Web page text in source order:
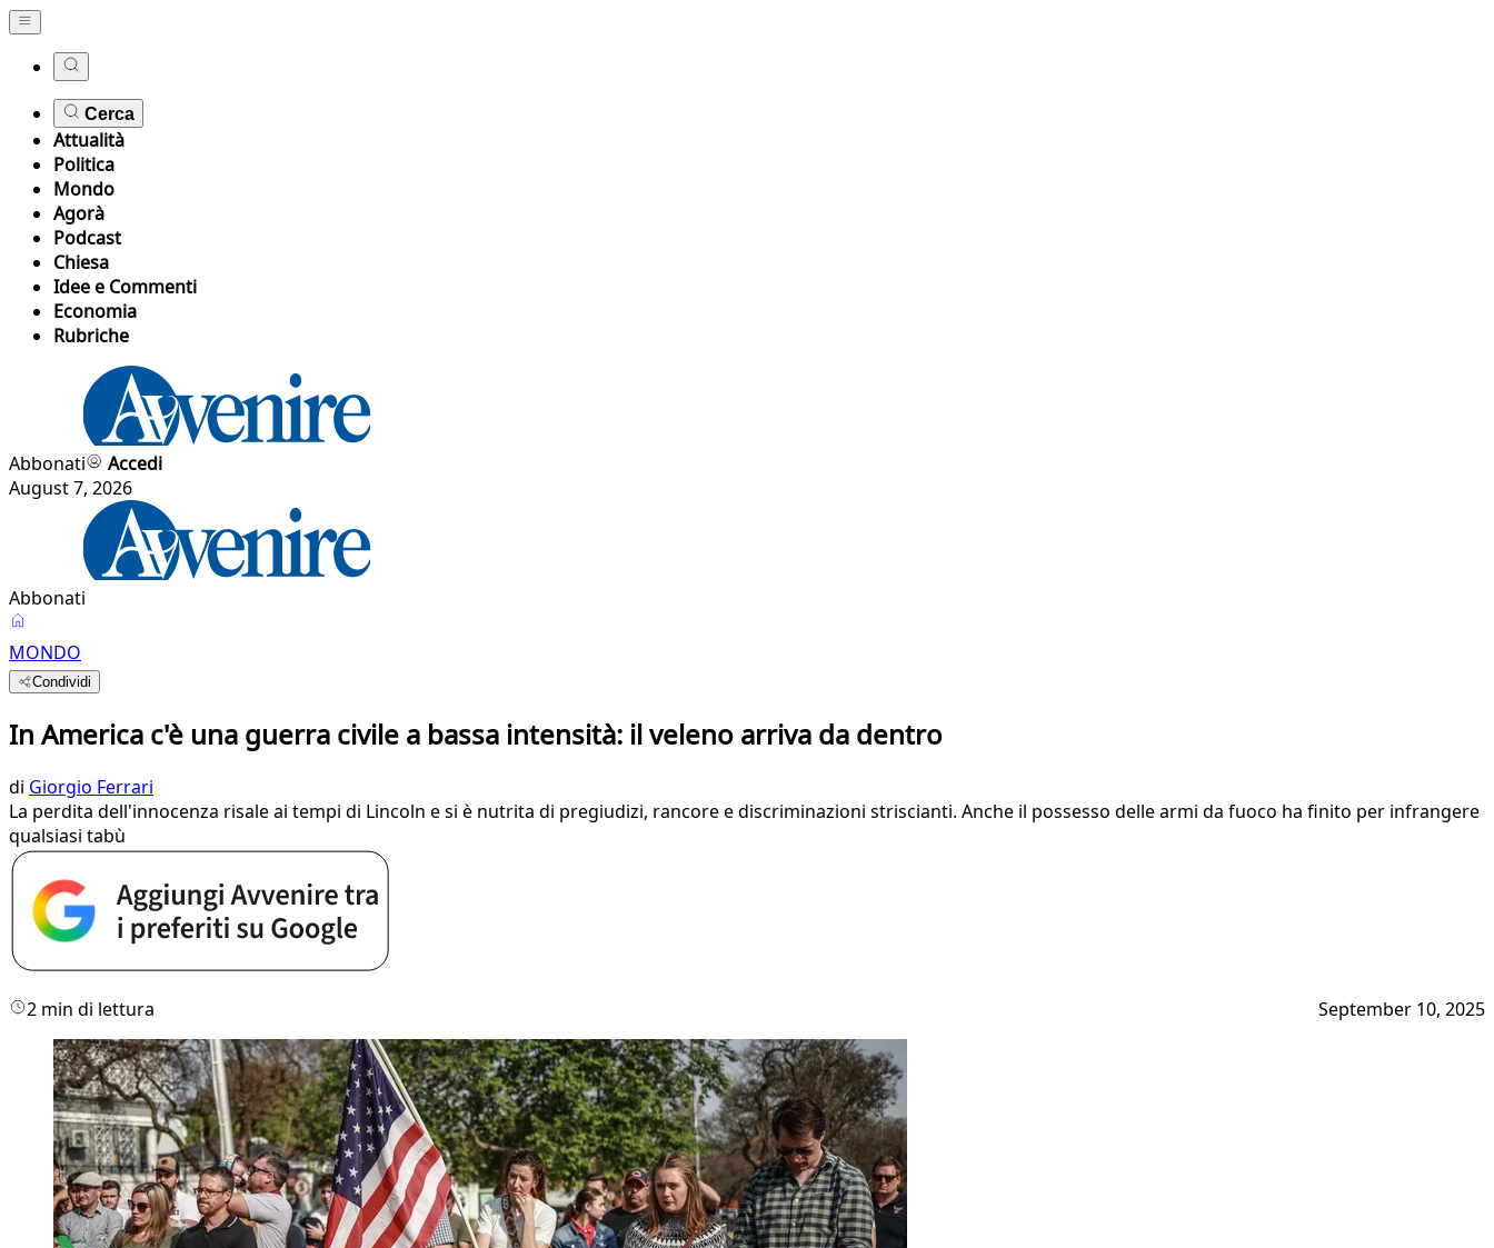
Cerca
Attualità
Politica
Mondo
Agorà
Podcast
Chiesa
Idee e Commenti
Economia
Rubriche
Abbonati
Accedi
August 7, 2026
Abbonati
MONDO
Condividi
In America c'è una guerra civile a bassa intensità: il veleno arriva da dentro
di Giorgio Ferrari
La perdita dell'innocenza risale ai tempi di Lincoln e si è nutrita di pregiudizi, rancore e discriminazioni striscianti. Anche il possesso delle armi da fuoco ha finito per infrangere
qualsiasi tabù
2 min di lettura September 10, 2025